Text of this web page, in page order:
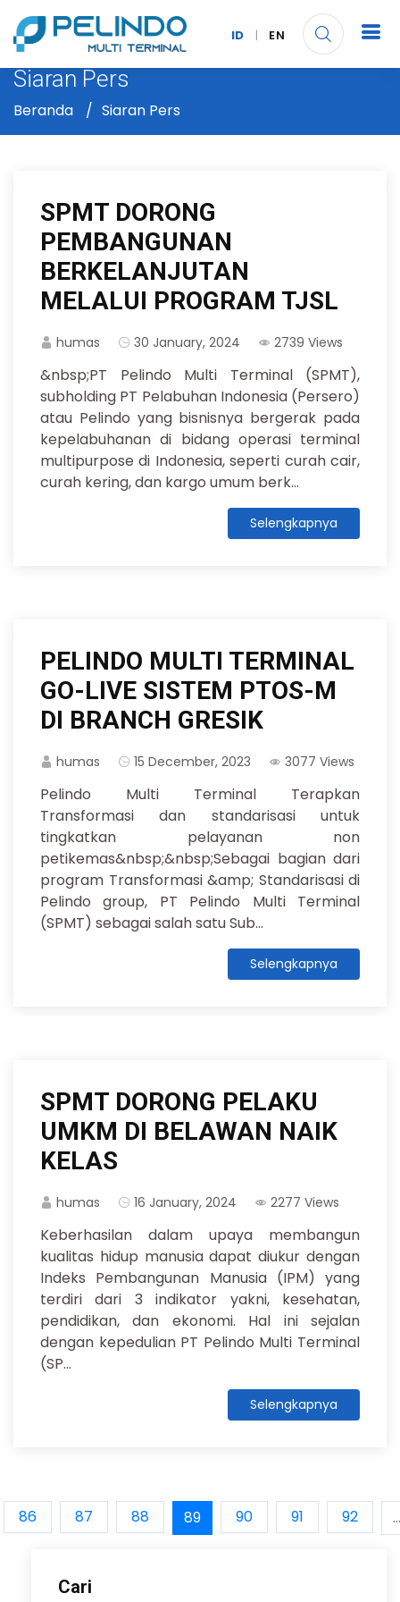
ID | EN
Siaran Pers
Beranda Siaran Pers
SPMT DORONG
PEMBANGUNAN
BERKELANJUTAN
MELALUI PROGRAM TJSL
humas 30 January, 2024 2739 Views
&nbsp;PT Pelindo Multi Terminal (SPMT),
subholding PT Pelabuhan Indonesia (Persero)
atau Pelindo yang bisnisnya bergerak pada
kepelabuhanan di bidang operasi terminal
multipurpose di Indonesia, seperti curah cair,
curah kering, dan kargo umum berk...
Selengkapnya
PELINDO MULTI TERMINAL
GO-LIVE SISTEM PTOS-M
DI BRANCH GRESIK
humas 15 December, 2023 3077 Views
Pelindo Multi Terminal Terapkan
Transformasi dan standarisasi untuk
tingkatkan pelayanan non
petikemas&nbsp;&nbsp;Sebagai bagian dari
program Transformasi &amp; Standarisasi di
Pelindo group, PT Pelindo Multi Terminal
(SPMT) sebagai salah satu Sub...
Selengkapnya
SPMT DORONG PELAKU
UMKM DI BELAWAN NAIK
KELAS
humas 16 January, 2024 2277 Views
Keberhasilan dalam upaya membangun
kualitas hidup manusia dapat diukur dengan
Indeks Pembangunan Manusia (IPM) yang
terdiri dari 3 indikator yakni, kesehatan,
pendidikan, dan ekonomi. Hal ini sejalan
dengan kepedulian PT Pelindo Multi Terminal
(SP...
Selengkapnya
86 87 88 89 90 91 92 ...
Cari